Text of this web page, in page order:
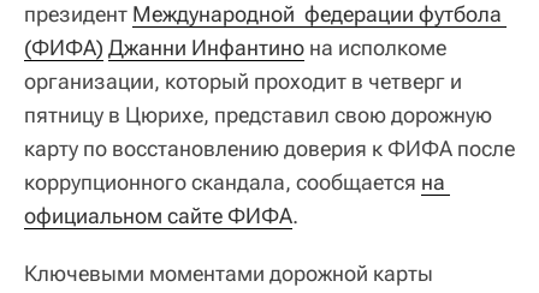
президент Международной  федерации футбола
(ФИФА) Джанни Инфантино на исполкоме
организации, который проходит в четверг и
пятницу в Цюрихе, представил свою дорожную
карту по восстановлению доверия к ФИФА после
коррупционного скандала, сообщается на
официальном сайте ФИФА.
Ключевыми моментами дорожной карты